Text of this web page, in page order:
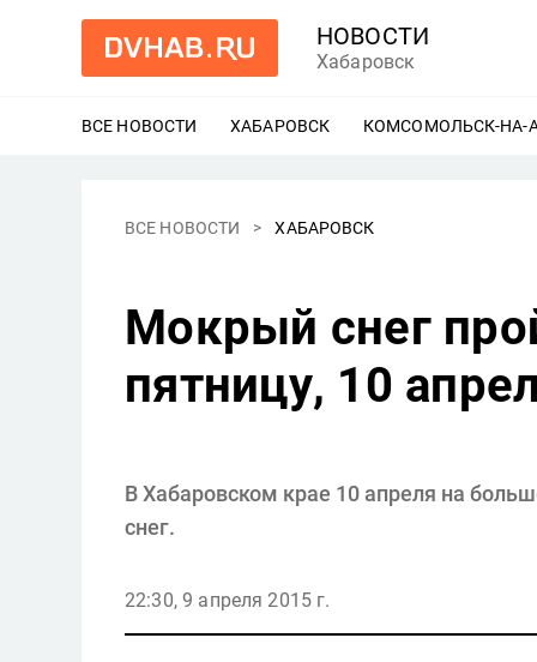
НОВОСТИ
Хабаровск
ВСЕ НОВОСТИ ХАБАРОВСК ЕЩЕ
КОМСОМОЛЬСК-НА-
ВСЕ НОВОСТИ ХАБАРОВСК
Мокрый снег
пятницу, 10
В Хабаровском крае 10 апреля на
снег.
22:30, 9 апреля 2015 г.